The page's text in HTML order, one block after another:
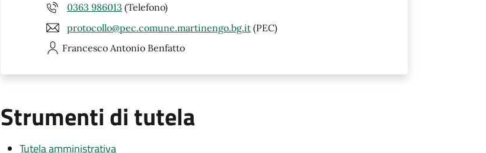
0363 986013 (Telefono)
protocollo@pec.comune.martinengo.bg.it (PEC)
Francesco Antonio Benfatto
Strumenti di tutela
Tutela amministrativa